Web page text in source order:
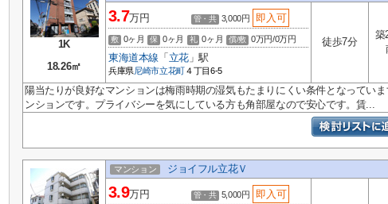
1K
18.26㎡
3.7万円 管・共 3,000円 即入可
敷 0ヶ月 保 0ヶ月 礼 0ヶ月 償/敷 0万円/0万円
東海道本線 「 立花」駅
兵庫県尼崎市立花町 ４丁目6-5
徒歩7分
築
陽当たりが良好なマンションは梅雨時期の湿気もたまりにくい条件となってい
ンションです。プライバシーを気にしている方も角部屋なので安心です。賃...
マンション ジョイフル立花Ｖ
3.9万円 管・共 5,000円 即入可